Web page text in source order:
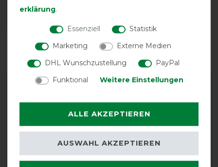
EXCELLENT
erklärung.
Essenziell
Statistik
Marketing
Externe Medien
DHL Wunschzustellung
PayPal
Funktional
Weitere Einstellungen
ALLE AKZEPTIEREN
AUSWAHL AKZEPTIEREN